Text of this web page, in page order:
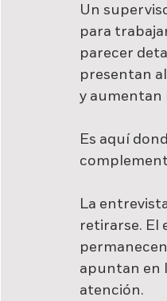
Un
para
parecer
presentan
y aumentan
Es aquí
La
retirarse. El
apuntan en
atención.